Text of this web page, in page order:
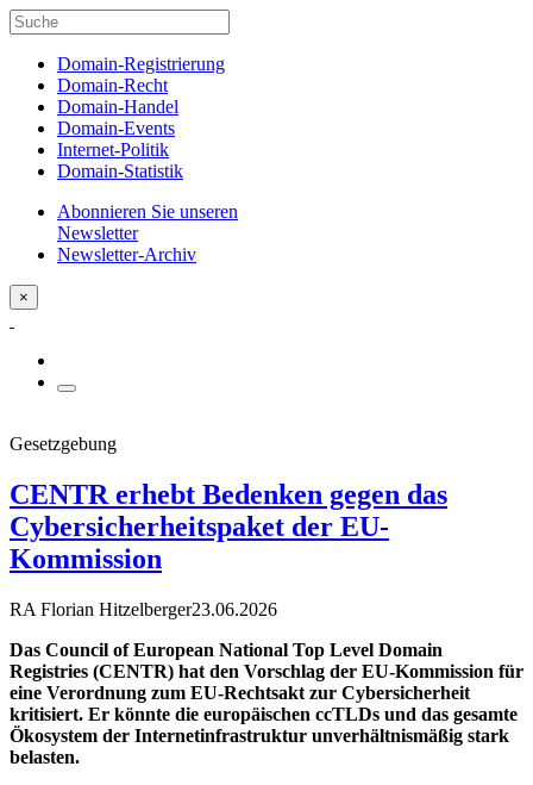
Domain-Registrierung
Domain-Recht
Domain-Handel
Domain-Events
Internet-Politik
Domain-Statistik
Abonnieren Sie unseren
Newsletter
Newsletter-Archiv
×
Gesetzgebung
CENTR erhebt Bedenken gegen das
Cybersicherheitspaket der EU-
Kommission
RA Florian Hitzelberger23.06.2026
Das Council of European National Top Level Domain
Registries (CENTR) hat den Vorschlag der EU-Kommission für
eine Verordnung zum EU-Rechtsakt zur Cybersicherheit
kritisiert. Er könnte die europäischen ccTLDs und das gesamte
Ökosystem der Internetinfrastruktur unverhältnismäßig stark
belasten.